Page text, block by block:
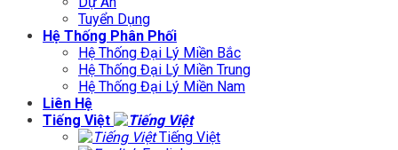
Tuyển Dụng
Hệ Thống Phân Phối
Hệ Thống Đại Lý Miền Bắc
Hệ Thống Đại Lý Miền Trung
Hệ Thống Đại Lý Miền Nam
Liên Hệ
Tiếng Việt
Tiếng Việt